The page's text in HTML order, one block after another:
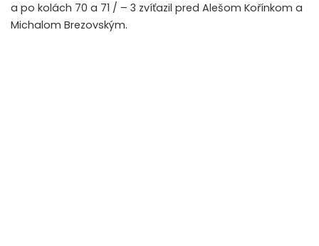
a po kolách 70 a 71 / – 3 zvíťazil pred Alešom Kořínkom a
Michalom Brezovským.